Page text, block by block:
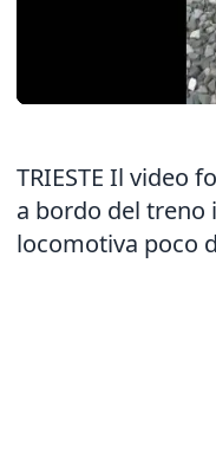
TRIESTE Il video
a bordo del treno
locomotiva poco